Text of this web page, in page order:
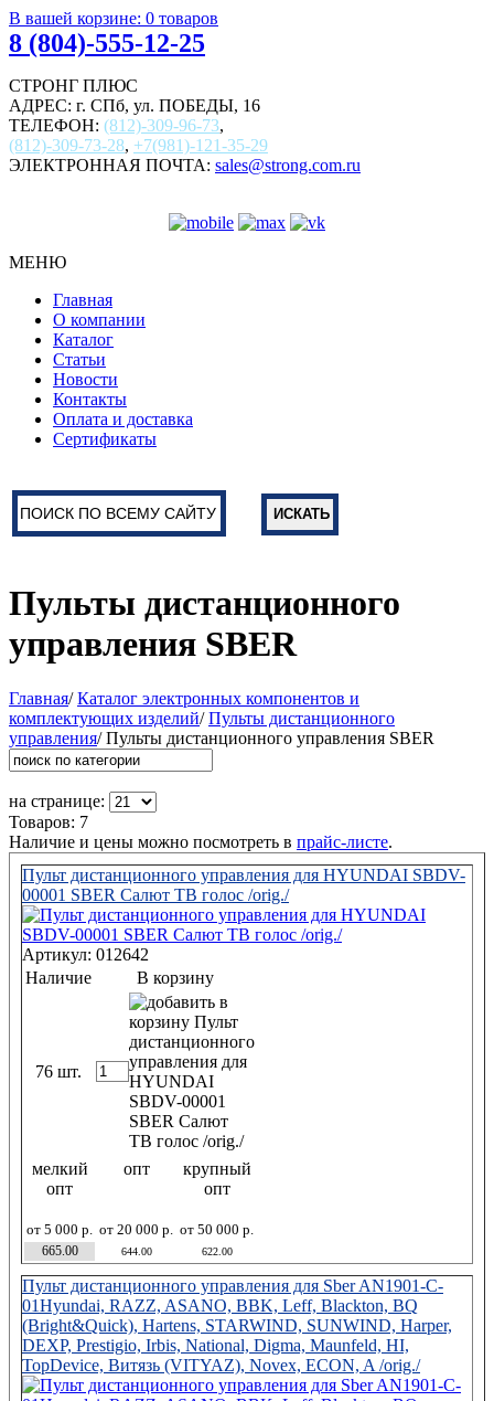
В вашей корзине: 0 товаров
8 (804)-555-12-25
СТРОНГ ПЛЮС
АДРЕС: г. СПб, ул. ПОБЕДЫ, 16
ТЕЛЕФОН: (812)-309-96-73,
(812)-309-73-28, +7(981)-121-35-29
ЭЛЕКТРОННАЯ ПОЧТА: sales@strong.com.ru
МЕНЮ
Главная
О компании
Каталог
Статьи
Новости
Контакты
Оплата и доставка
Сертификаты
Пульты дистанционного
управления SBER
Главная/Каталог электронных компонентов и
комплектующих изделий/Пульты дистанционного
управления/ Пульты дистанционного управления SBER
на странице:
Товаров: 7
Наличие и цены можно посмотреть в прайс-листе.
Пульт дистанционного управления для HYUNDAI SBDV-
00001 SBER Салют ТВ голос /orig./
Артикул: 012642
Наличие
В корзину
76 шт.
мелкий
опт
от 5 000 р.
опт
от 20 000 р.
крупный
опт
от 50 000 р.
665.00
644.00 622.00
Пульт дистанционного управления для Sber AN1901-C-
01Hyundai, RAZZ, ASANO, BBK, Leff, Blackton, BQ
(Bright&Quick), Hartens, STARWIND, SUNWIND, Harper,
DEXP, Prestigio, Irbis, National, Digma, Maunfeld, HI,
TopDevice, Витязь (VITYAZ), Novex, ECON, A /orig./